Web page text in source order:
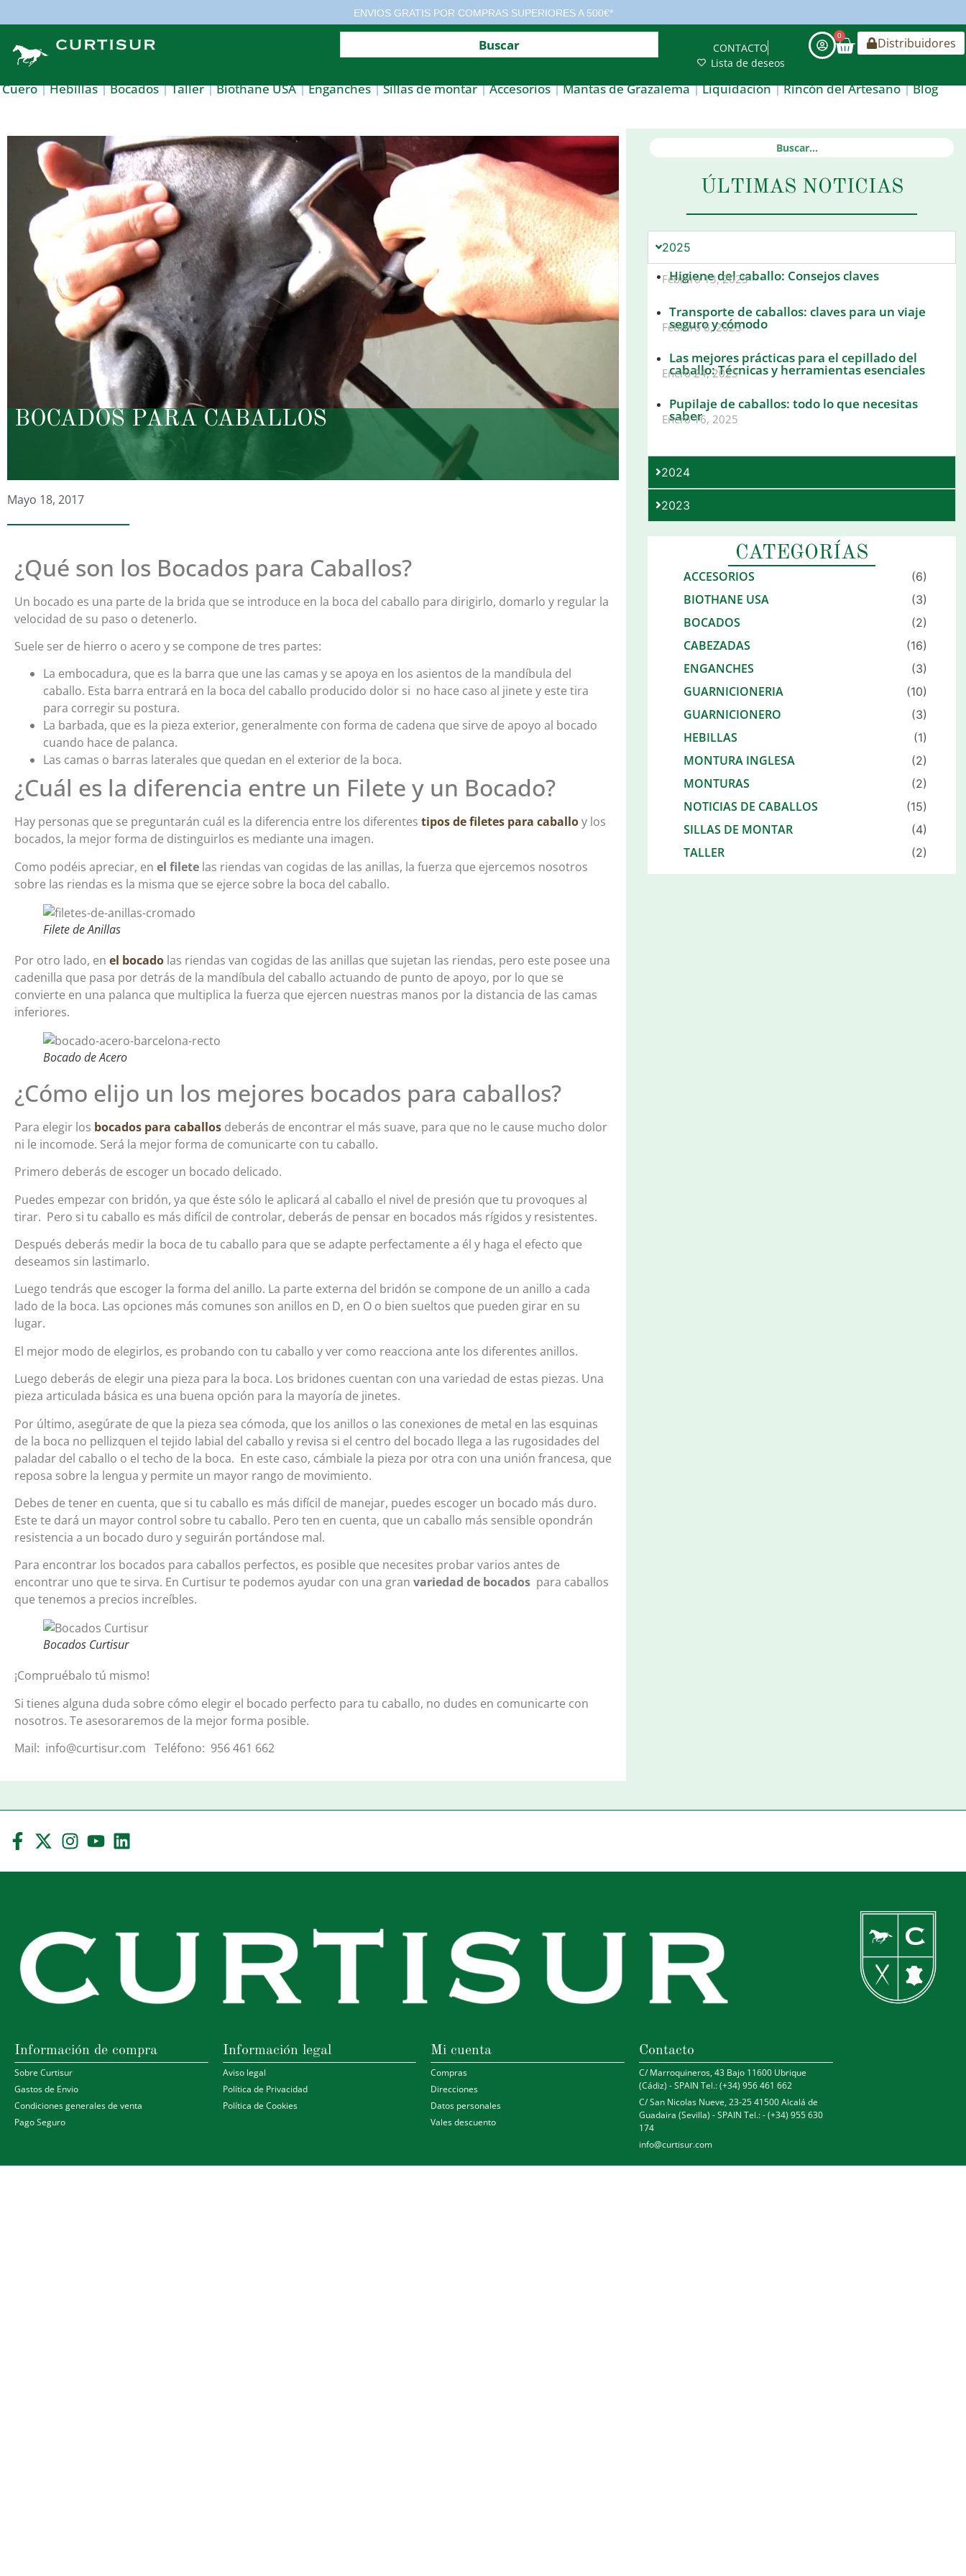
ENVIOS GRATIS POR COMPRAS SUPERIORES A 500€*
CONTACTO
Lista de deseos
0 Distribuidores
Cuero Hebillas Bocados Taller Biothane USA Enganches Sillas de montar Accesorios Mantas de Grazalema Liquidación Rincón del Artesano Blog
BOCADOS PARA CABALLOS
Mayo 18, 2017
¿Qué son los Bocados para Caballos?
Un bocado es una parte de la brida que se introduce en la boca del caballo para dirigirlo, domarlo y regular la
velocidad de su paso o detenerlo.
Suele ser de hierro o acero y se compone de tres partes:
La embocadura, que es la barra que une las camas y se apoya en los asientos de la mandíbula del
caballo. Esta barra entrará en la boca del caballo producido dolor si no hace caso al jinete y este tira
para corregir su postura.
La barbada, que es la pieza exterior, generalmente con forma de cadena que sirve de apoyo al bocado
cuando hace de palanca.
Las camas o barras laterales que quedan en el exterior de la boca.
¿Cuál es la diferencia entre un Filete y un Bocado?
Hay personas que se preguntarán cuál es la diferencia entre los diferentes tipos de filetes para caballoy los
bocados, la mejor forma de distinguirlos es mediante una imagen.
Como podéis apreciar, en el filete las riendas van cogidas de las anillas, la fuerza que ejercemos nosotros
sobre las riendas es la misma que se ejerce sobre la boca del caballo.
Filete de Anillas
Por otro lado, en el bocado las riendas van cogidas de las anillas que sujetan las riendas, pero este posee una
cadenilla que pasa por detrás de la mandíbula del caballo actuando de punto de apoyo, por lo que se
convierte en una palanca que multiplica la fuerza que ejercen nuestras manos por la distancia de las camas
inferiores.
Bocado de Acero
¿Cómo elijo un los mejores bocados para caballos?
Para elegir los bocados para caballos deberás de encontrar el más suave, para que no le cause mucho dolor
ni le incomode. Será la mejor forma de comunicarte con tu caballo.
Primero deberás de escoger un bocado delicado.
Puedes empezar con bridón, ya que éste sólo le aplicará al caballo el nivel de presión que tu provoques al
tirar. Pero si tu caballo es más difícil de controlar, deberás de pensar en bocados más rígidos y resistentes.
Después deberás medir la boca de tu caballo para que se adapte perfectamente a él y haga el efecto que
deseamos sin lastimarlo.
Luego tendrás que escoger la forma del anillo. La parte externa del bridón se compone de un anillo a cada
lado de la boca. Las opciones más comunes son anillos en D, en O o bien sueltos que pueden girar en su
lugar.
El mejor modo de elegirlos, es probando con tu caballo y ver como reacciona ante los diferentes anillos.
Luego deberás de elegir una pieza para la boca. Los bridones cuentan con una variedad de estas piezas. Una
pieza articulada básica es una buena opción para la mayoría de jinetes.
Por último, asegúrate de que la pieza sea cómoda, que los anillos o las conexiones de metal en las esquinas
de la boca no pellizquen el tejido labial del caballo y revisa si el centro del bocado llega a las rugosidades del
paladar del caballo o el techo de la boca. En este caso, cámbiale la pieza por otra con una unión francesa, que
reposa sobre la lengua y permite un mayor rango de movimiento.
Debes de tener en cuenta, que si tu caballo es más difícil de manejar, puedes escoger un bocado más duro.
Este te dará un mayor control sobre tu caballo. Pero ten en cuenta, que un caballo más sensible opondrán
resistencia a un bocado duro y seguirán portándose mal.
Para encontrar los bocados para caballos perfectos, es posible que necesites probar varios antes de
encontrar uno que te sirva. En Curtisur te podemos ayudar con una gran variedad de bocados para caballos
que tenemos a precios increíbles.
Bocados Curtisur
¡Compruébalo tú mismo!
Si tienes alguna duda sobre cómo elegir el bocado perfecto para tu caballo, no dudes en comunicarte con
nosotros. Te asesoraremos de la mejor forma posible.
Mail: info@curtisur.com Teléfono: 956 461 662
ÚLTIMAS NOTICIAS
2025
Higiene del caballo: Consejos claves
Febrero 13, 2025
Transporte de caballos: claves para un viaje
seguro y cómodo
Febrero 6, 2025
Las mejores prácticas para el cepillado del
caballo: Técnicas y herramientas esenciales
Enero 24, 2025
Pupilaje de caballos: todo lo que necesitas
saber
Enero 16, 2025
2024
2023
CATEGORÍAS
ACCESORIOS (6)
BIOTHANE USA (3)
BOCADOS (2)
CABEZADAS (16)
ENGANCHES (3)
GUARNICIONERIA (10)
GUARNICIONERO (3)
HEBILLAS (1)
MONTURA INGLESA (2)
MONTURAS (2)
NOTICIAS DE CABALLOS (15)
SILLAS DE MONTAR (4)
TALLER (2)
Información de compra
Sobre Curtisur
Gastos de Envio
Condiciones generales de venta
Pago Seguro
Información legal
Aviso legal
Política de Privacidad
Política de Cookies
Mi cuenta
Compras
Direcciones
Datos personales
Vales descuento
Contacto
C/ Marroquineros, 43 Bajo 11600 Ubrique
(Cádiz) - SPAIN Tel.: (+34) 956 461 662
C/ San Nicolas Nueve, 23-25 41500 Alcalá de
Guadaira (Sevilla) - SPAIN Tel.: - (+34) 955 630
174
info@curtisur.com